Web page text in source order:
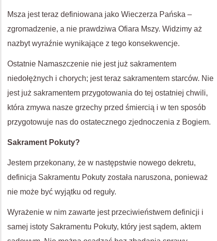
Msza jest teraz definiowana jako Wieczerza Pańska –
zgromadzenie, a nie prawdziwa Ofiara Mszy. Widzimy aż
nazbyt wyraźnie wynikające z tego konsekwencje.
Ostatnie Namaszczenie nie jest już sakramentem
niedołężnych i chorych; jest teraz sakramentem starców. Nie
jest już sakramentem przygotowania do tej ostatniej chwili,
która zmywa nasze grzechy przed śmiercią i w ten sposób
przygotowuje nas do ostatecznego zjednoczenia z Bogiem.
Sakrament Pokuty?
Jestem przekonany, że w następstwie nowego dekretu,
definicja Sakramentu Pokuty została naruszona, ponieważ
nie może być wyjątku od reguły.
Wyrażenie w nim zawarte jest przeciwieństwem definicji i
samej istoty Sakramentu Pokuty, który jest sądem, aktem